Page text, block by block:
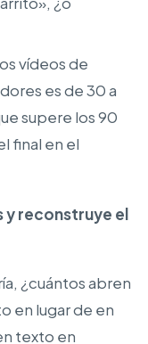
vídeos de
es de 30 a
supere los 90
final en el
y reconstruye el
¿cuántos abren
en lugar de en
texto en